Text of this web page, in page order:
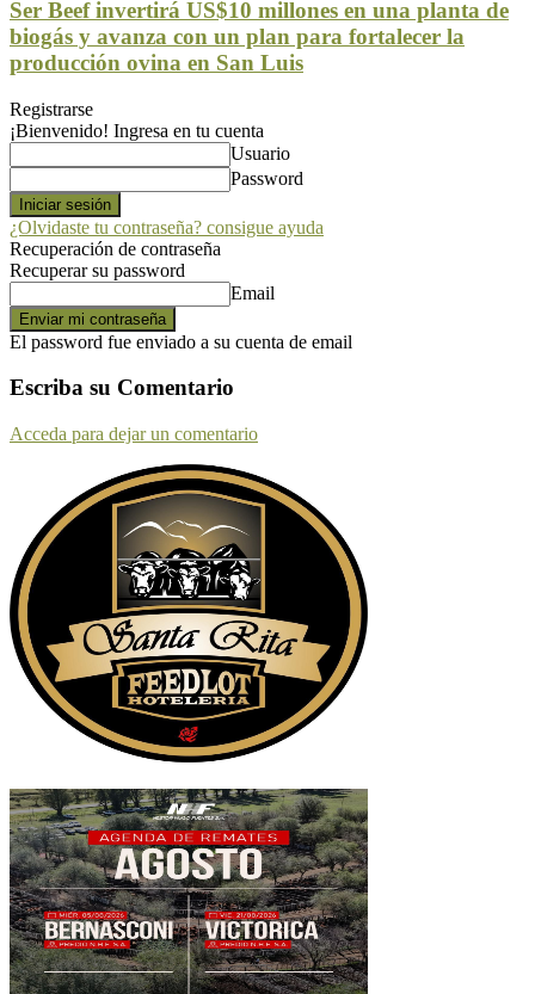
Ser Beef invertirá US$10 millones en una planta de
biogás y avanza con un plan para fortalecer la
producción ovina en San Luis
Registrarse
¡Bienvenido! Ingresa en tu cuenta
Usuario
Password
¿Olvidaste tu contraseña? consigue ayuda
Recuperación de contraseña
Recuperar su password
Email
El password fue enviado a su cuenta de email
Escriba su Comentario
Acceda para dejar un comentario